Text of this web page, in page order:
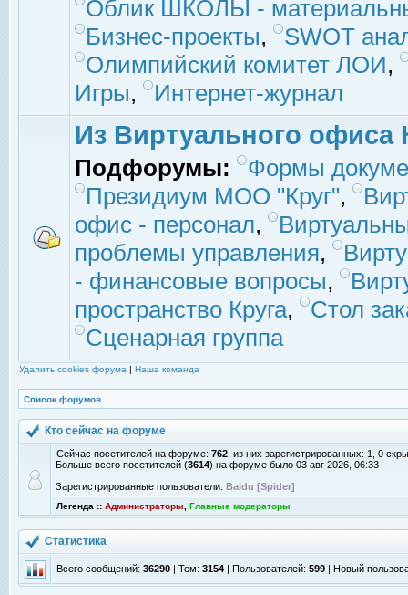
Облик ШКОЛЫ -
Бизнес-проекты,
SWOT
Олимпийский комитет ЛОИ,
Игры, Интернет-журнал
Из Виртуального офиса
Подфорумы:
Формы
Президиум МОО "Круг",
офис - персонал,
проблемы управления,
- финансовые вопросы,
пространство Круга,
Стол
Сценарная группа
Удалить cookies форума | Наша команда
Список форумов
Кто сейчас на форуме
Сейчас посетителей на форуме: 762 , из них зарегистрированных: 1, 0
Больше всего посетителей (3614) на форуме было 03 авг 2026, 06:33
Зарегистрированные пользователи: Baidu [Spider]
Легенда :: Администраторы Главные модераторы
Статистика
Всего сообщений: 36290 | Тем: 3154 | Пользователей: 599 | Новый